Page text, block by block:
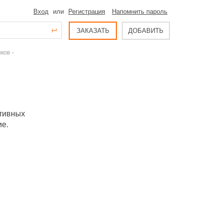
Вход или Регистрация Напомнить пароль
ЗАКАЗАТЬ ДОБАВИТЬ
-